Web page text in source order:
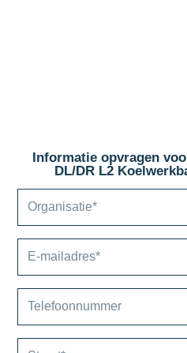
Informatie opvragen
DL/DR L2